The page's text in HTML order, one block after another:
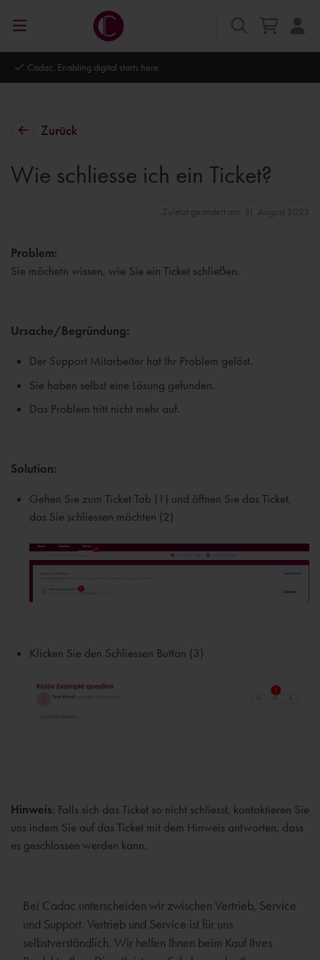
Cadac. Enabling digital starts here.
Zurück
Wie schliesse ich ein Ticket?
Zuletzt geändert am: 31. August 2023
Problem:
Sie möchetn wissen, wie Sie ein Ticket schließen.
Ursache/Begründung:
Der Support Mitarbeiter hat Ihr Problem gelöst.
Sie haben selbst eine Lösung gefunden.
Das Problem tritt nicht mehr auf.
Solution:
Gehen Sie zum Ticket Tab (1) und öffnen Sie das Ticket,
das Sie schliessen möchten (2)
Klicken Sie den Schliessen Button (3)
Hinweis: Falls sich das Ticket so nicht schliesst, kontaktieren Sie
uns indem Sie auf das Ticket mit dem Hinweis antworten, dass
es geschlossen werden kann.
Bei Cadac unterscheiden wir zwischen Vertrieb, Service
und Support. Vertrieb und Service ist für uns
selbstverständlich. Wir helfen Ihnen beim Kauf Ihres